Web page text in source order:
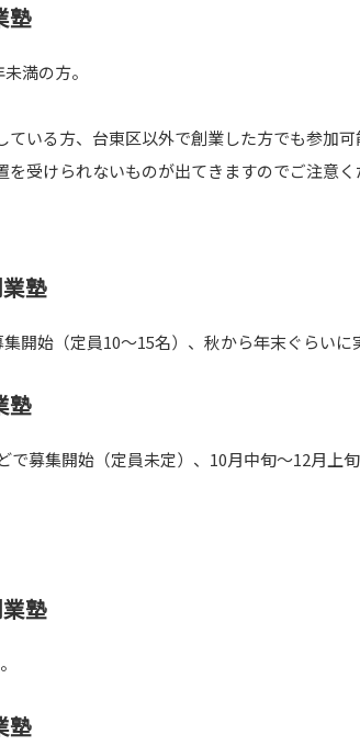
塾
満の方。
ている方、台東区以外で創業した方でも参加
受けられないものが出てきますのでご注意く
塾
開始（定員10～15名）、秋から年末ぐらいに
塾
で募集開始（定員未定）、10月中旬～12月上
塾
塾